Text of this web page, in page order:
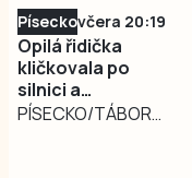
Píseckovčera 20:19
Opilá řidička
kličkovala po
silnici a
ohrožovala
PÍSECKO/TÁBORSKO